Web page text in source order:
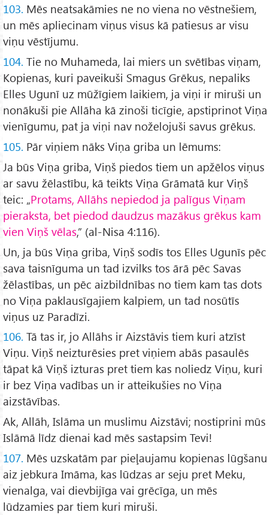
103. Mēs neatsakāmies ne no viena no vēstnešiem,
un mēs apliecinam viņus visus kā patiesus ar visu
viņu vēstījumu.
104. Tie no Muhameda, lai miers un svētības viņam,
Kopienas, kuri paveikuši Smagus Grēkus, nepaliks
Elles Ugunī uz mūžīgiem laikiem, ja viņi ir miruši un
nonākuši pie Allāha kā zinoši ticīgie, apstiprinot Viņa
vienīgumu, pat ja viņi nav noželojuši savus grēkus.
105. Pār viņiem nāks Viņa griba un lēmums:
Ja būs Viņa griba, Viņš piedos tiem un apžēlos viņus
ar savu žēlastību, kā teikts Viņa Grāmatā kur Viņš
teic: „Protams, Allāhs nepiedod ja palīgus Viņam
pieraksta, bet piedod daudzus mazākus grēkus kam
vien Viņš vēlas,” (al-Nisa 4:116).
Un, ja būs Viņa griba, Viņš sodīs tos Elles Ugunīs pēc
sava taisnīguma un tad izvilks tos ārā pēc Savas
žēlastības, un pēc aizbildnības no tiem kam tas dots
no Viņa paklausīgajiem kalpiem, un tad nosūtīs
viņus uz Paradīzi.
106. Tā tas ir, jo Allāhs ir Aizstāvis tiem kuri atzīst
Viņu. Viņš neizturēsies pret viņiem abās pasaulēs
tāpat kā Viņš izturas pret tiem kas noliedz Viņu, kuri
ir bez Viņa vadības un ir atteikušies no Viņa
aizstāvības.
Ak, Allāh, Islāma un muslimu Aizstāvi; nostiprini mūs
Islāmā līdz dienai kad mēs sastapsim Tevi!
107. Mēs uzskatām par pieļaujamu kopienas lūgšanu
aiz jebkura Imāma, kas lūdzas ar seju pret Meku,
vienalga, vai dievbijīga vai grēcīga, un mēs
lūdzamies par tiem kuri miruši.